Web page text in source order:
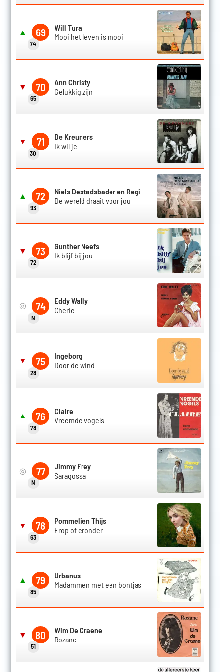
▲ 69
74
Will Tura
Mooi het leven is mooi
▼ 70
65
Ann Christy
Gelukkig zijn
▼ 71
30
De Kreuners
Ik wil je
▲ 72
93
Niels Destadsbader en Regi
De wereld draait voor jou
▼ 73
72
Gunther Neefs
Ik blijf bij jou
◎ 74
N
Eddy Wally
Cherie
▼ 75
28
Ingeborg
Door de wind
▲ 76
78
Claire
Vreemde vogels
◎ 77
N
Jimmy Frey
Saragossa
▼ 78
63
Pommelien Thijs
Erop of eronder
▲ 79
85
Urbanus
Madammen met een bontjas
▼ 80
51
Wim De Craene
Rozane